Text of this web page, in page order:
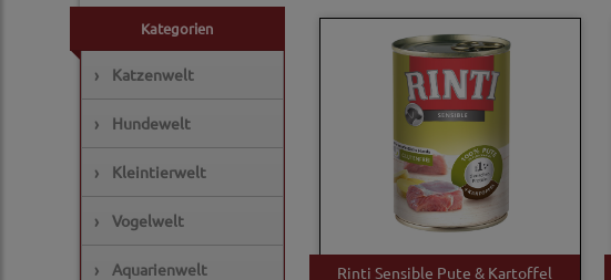
Kategorien
› Katzenwelt
› Hundewelt
› Kleintierwelt
› Vogelwelt
› Aquarienwelt
Rinti Sensible Pute & Kartoffel